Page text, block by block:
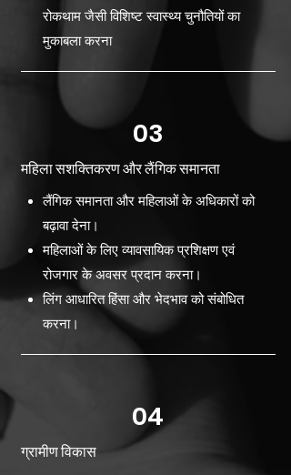
रोकथाम जैसी विशिष्ट स्वास्थ्य चुनौतियों का
मुकाबला करना
03
महिला सशक्तिकरण और लैंगिक समानता
लैंगिक समानता और महिलाओं के अधिकारों को
बढ़ावा देना।
महिलाओं के लिए व्यावसायिक प्रशिक्षण एवं
रोजगार के अवसर प्रदान करना।
लिंग आधारित हिंसा और भेदभाव को संबोधित
करना।
04
ग्रामीण विकास